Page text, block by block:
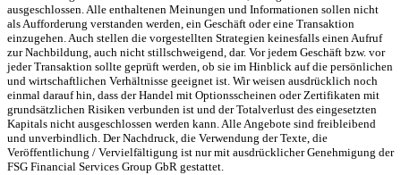
ausgeschlossen. Alle enthaltenen Meinungen und Informationen sollen nicht
als Aufforderung verstanden werden, ein Geschäft oder eine Transaktion
einzugehen. Auch stellen die vorgestellten Strategien keinesfalls einen Aufruf
zur Nachbildung, auch nicht stillschweigend, dar. Vor jedem Geschäft bzw. vor
jeder Transaktion sollte geprüft werden, ob sie im Hinblick auf die persönlichen
und wirtschaftlichen Verhältnisse geeignet ist. Wir weisen ausdrücklich noch
einmal darauf hin, dass der Handel mit Optionsscheinen oder Zertifikaten mit
grundsätzlichen Risiken verbunden ist und der Totalverlust des eingesetzten
Kapitals nicht ausgeschlossen werden kann. Alle Angebote sind freibleibend
und unverbindlich. Der Nachdruck, die Verwendung der Texte, die
Veröffentlichung / Vervielfältigung ist nur mit ausdrücklicher Genehmigung der
FSG Financial Services Group GbR gestattet.